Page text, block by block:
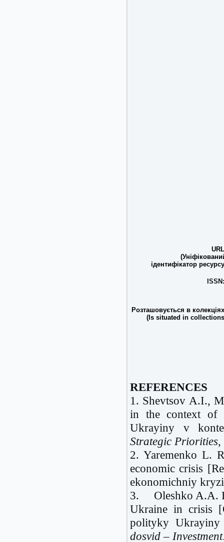
ідентифікатор
ISSN:
Розташовується в
(Is situated in
REFERENCES
1. Shevtsov A.I.,
in the context of
Ukrayiny v
Strategic Priorities,
2. Yaremenko L.
economic crisis
ekonomichniy
3. Oleshko A.A.
Ukraine in crisis
polityky
dosvid –